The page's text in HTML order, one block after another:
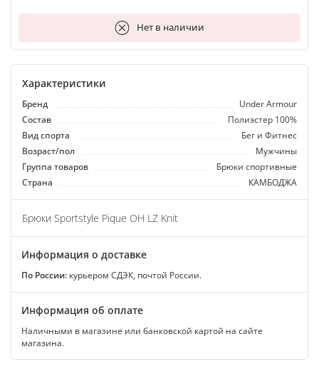
Нет в наличии
В корзину
Характеристики
Бренд
Under Armour
Состав
Полиэстер 100%
Вид спорта
Бег и Фитнес
Возраст/пол
Мужчины
Группа товаров
Брюки спортивные
Страна
КАМБОДЖА
Брюки Sportstyle Pique OH LZ Knit
Информация о доставке
По России: курьером СДЭК, почтой России.
Информация об оплате
Наличными в магазине или банковской картой на сайте
магазина.